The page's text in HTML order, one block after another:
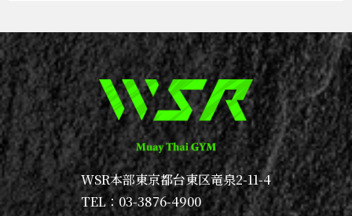
WSR本部東京都台東区竜泉2-11-4
TEL：03-3876-4900